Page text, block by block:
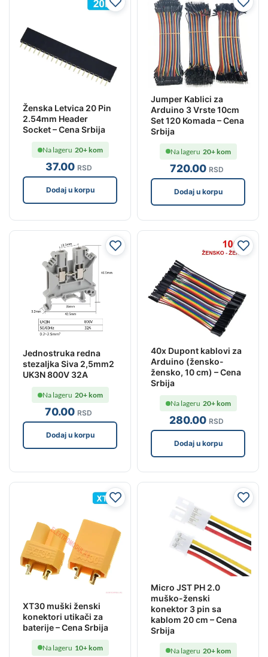
Ženska Letvica 20 Pin
2.54mm Header
Socket – Cena Srbija
37.00 RSD
Na lageru 20+ kom
Dodaj u korpu
Jumper Kablici za
Arduino 3 Vrste 10cm
Set 120 Komada – Cena
Srbija
720.00 RSD
Na lageru 20+ kom
Dodaj u korpu
Jednostruka redna
stezaljka Siva 2,5mm2
UK3N 800V 32A
70.00 RSD
Na lageru 20+ kom
Dodaj u korpu
40x Dupont kablovi za
Arduino (žensko-
žensko, 10 cm) – Cena
Srbija
280.00 RSD
Na lageru 20+ kom
Dodaj u korpu
XT30 muški ženski
konektori utikači za
baterije – Cena Srbija
Na lageru 10+ kom
Micro JST PH 2.0
muško-ženski
konektor 3 pin sa
kablom 20 cm – Cena
Srbija
Na lageru 20+ kom